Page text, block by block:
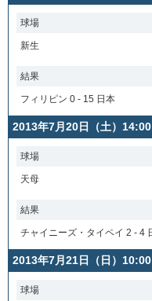
球場
新生
結果
フィリピン 0 - 15 日本
2013年7月20日（土）14:00
球場
天母
結果
チャイニーズ・タイペイ 2 - 4
2013年7月21日（日）10:00
球場